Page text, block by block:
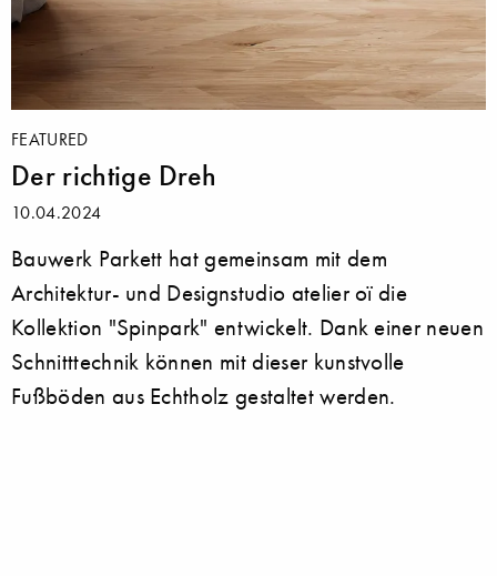
FEATURED
Der richtige Dreh
10.04.2024
Bauwerk Parkett hat gemeinsam mit dem
Architektur- und Designstudio atelier oï die
Kollektion "Spinpark" entwickelt. Dank einer neuen
Schnitttechnik können mit dieser kunstvolle
Fußböden aus Echtholz gestaltet werden.